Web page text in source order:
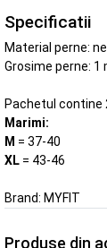
Specificatii
Material perne:
Grosime perne: 1
Pachetul contine
Marimi:
M = 37-40
XL = 43-46
Brand: MYFIT
Produse din